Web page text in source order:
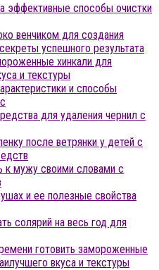
эффективные способы очистки
венчиком для создания
успешного результата
хинкали для
и текстуры
и способы
для удаления чернил с
после ветрянки у детей с
к мужу своими словами с
и ее полезные свойства
солярий на весь год для
готовить замороженные
вкуса и текстуры